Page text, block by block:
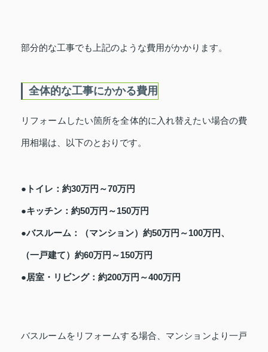
部分的な工事でも上記のような費用がかかります。
全体的な工事にかかる費用
リフォームしたい箇所を全体的に入れ替えたい場合の費
用相場は、以下のとおりです。
●トイレ：約30万円～70万円
●キッチン：約50万円～150万円
●バスルーム：（マンション）約50万円～100万円、
（一戸建て）約60万円～150万円
●居室・リビング：約200万円～400万円
バスルームをリフォームする場合、マンションより一戸